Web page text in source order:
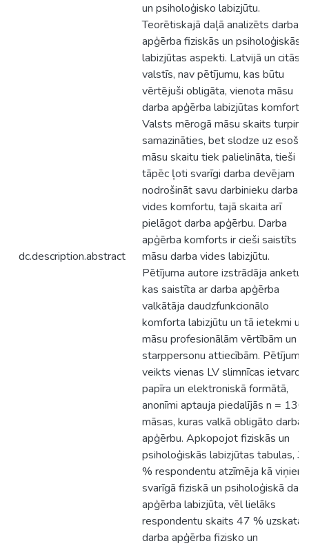
dc.description.abstract
un psiholoģisko labizjūtu.
Teorētiskajā daļā analizēts darba
apģērba fiziskās un psiholoģiskās
labizjūtas aspekti. Latvijā un citās
valstīs, nav pētījumu, kas būtu
vērtējuši obligāta, vienota māsu
darba apģērba labizjūtas komfortu.
Valsts mērogā māsu skaits turpina
samazināties, bet slodze uz esošo
māsu skaitu tiek palielināta, tieši
tāpēc ļoti svarīgi darba devējam
nodrošināt savu darbinieku darba
vides komfortu, tajā skaita arī
pielāgot darba apģērbu. Darba
apģērba komforts ir cieši saistīts ar
māsu darba vides labizjūtu.
Pētījuma autore izstrādāja anketu,
kas saistīta ar darba apģērba
valkātāja daudzfunkcionālo
komforta labizjūtu un tā ietekmi uz
māsu profesionālām vērtībām un
starppersonu attiecībām. Pētījums
veikts vienas LV slimnīcas ietvaros
papīra un elektroniskā formātā,
anonīmi aptauja piedalījās n = 130
māsas, kuras valkā obligāto darba
apģērbu. Apkopojot fiziskās un
psiholoģiskās labizjūtas tabulas,
% respondentu atzīmēja kā viņiem
svarīgā fiziskā un psiholoģiskā
apģērba labizjūta, vēl lielāks
respondentu skaits 47 % uzskata
darba apģērba fizisko un